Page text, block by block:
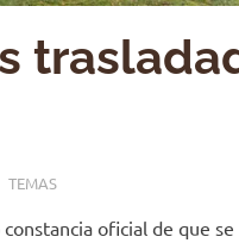
TEMAS
oficial de que